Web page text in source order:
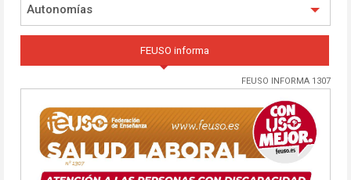
Autonomías
FEUSO informa
FEUSO INFORMA 1307